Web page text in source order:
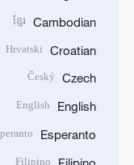
Cambodian
ខ្មែរ
Croatian
Hrvatski
Czech
Český
English
English
Esperanto
Filipino